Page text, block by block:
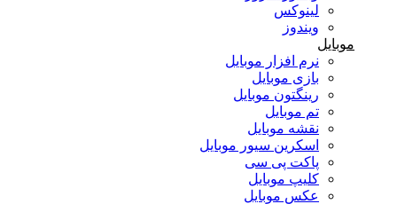
لینوکس
ویندوز
موبایل
نرم افزار موبایل
بازی موبایل
رینگتون موبایل
تم موبایل
نقشه موبایل
اسکرین سیور موبایل
پاکت پی سی
کلیپ موبایل
عکس موبایل